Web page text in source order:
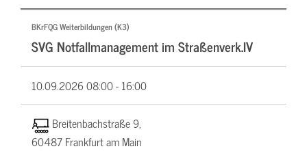
BKrFQG Weiterbildungen (K3)
SVG Notfallmanagement im Straßenverk.IV
10.09.202608:00 - 16:00
Breitenbachstraße 9,
60487 Frankfurt am Main